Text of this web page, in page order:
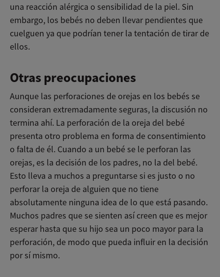
una reacción alérgica o sensibilidad de la piel. Sin
embargo, los bebés no deben llevar pendientes que
cuelguen ya que podrían tener la tentación de tirar de
ellos.
Otras preocupaciones
Aunque las perforaciones de orejas en los bebés se
consideran extremadamente seguras, la discusión no
termina ahí. La perforación de la oreja del bebé
presenta otro problema en forma de consentimiento
o falta de él. Cuando a un bebé se le perforan las
orejas, es la decisión de los padres, no la del bebé.
Esto lleva a muchos a preguntarse si es justo o no
perforar la oreja de alguien que no tiene
absolutamente ninguna idea de lo que está pasando.
Muchos padres que se sienten así creen que es mejor
esperar hasta que su hijo sea un poco mayor para la
perforación, de modo que pueda influir en la decisión
por sí mismo.